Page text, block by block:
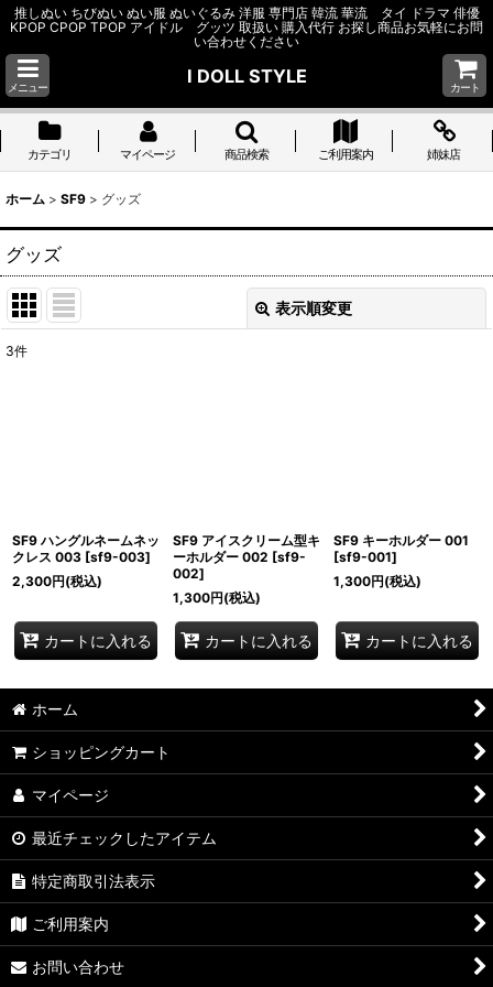
推しぬい ちびぬい ぬい服 ぬいぐるみ 洋服 専門店 韓流 華流 タイ ドラマ 俳優
KPOP CPOP TPOP アイドル グッツ 取扱い 購入代行 お探し商品お気軽にお問
い合わせください
メニュー
I DOLL STYLE
カート
カテゴリ マイページ 商品検索 ご利用案内 姉妹店
ホーム > SF9 > グッズ
グッズ
表示順変更
3件
SF9 ハングルネームネッ
クレス 003 [sf9-003]
2,300円(税込)
カートに入れる
SF9 アイスクリーム型キ
ーホルダー 002 [sf9-
002]
1,300円(税込)
カートに入れる
SF9 キーホルダー 001
[sf9-001]
1,300円(税込)
カートに入れる
ホーム
ショッピングカート
マイページ
最近チェックしたアイテム
特定商取引法表示
ご利用案内
お問い合わせ